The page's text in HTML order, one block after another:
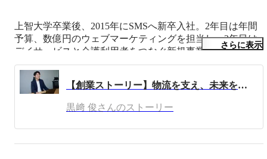
上智大学卒業後、2015年にSMSへ新卒入社。2年目は年間
予算、数億円のウェブマーケティングを担当し、3年目は
デイサービスと介護利用者をつなぐ新規事業責任者に従
事。 2018年、人口減少やデジタル化の遅れから生まれる
インフラ産業の課題を解決するため、株式会社プレックス
を創業。「日本を動かす仕組みを作る」というミッション
を掲げ、エッセンシャルワーカーの採用支援サービスと、
インフラ産業に向けたDX事業を営む。
さらに表示
【創業ストーリー】物流を支え、未来をつくる
黒﨑 俊さんのストーリー